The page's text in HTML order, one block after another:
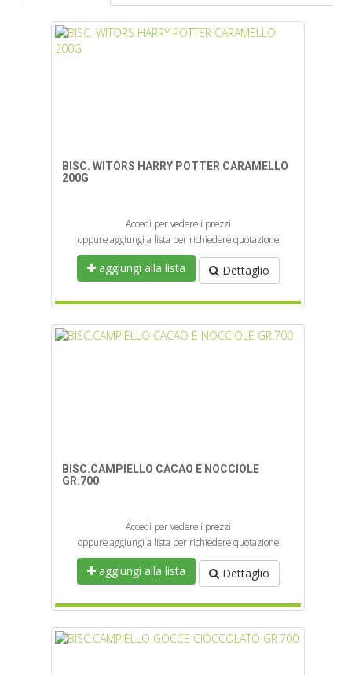
BISC. WITORS HARRY POTTER CARAMELLO
200G
Accedi per vedere i prezzi
oppure aggiungi a lista per richiedere quotazione
aggiungi alla lista Dettaglio
BISC.CAMPIELLO CACAO E NOCCIOLE
GR.700
Accedi per vedere i prezzi
oppure aggiungi a lista per richiedere quotazione
aggiungi alla lista Dettaglio